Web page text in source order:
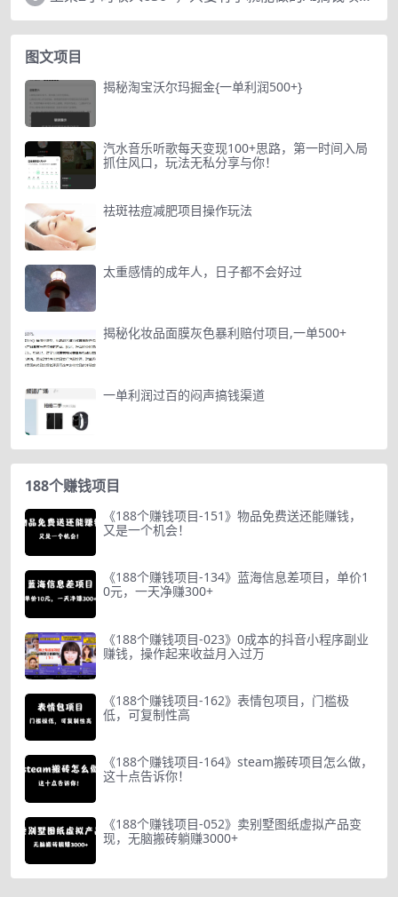
图文项目
揭秘淘宝沃尔玛掘金{一单利润500+}
汽水音乐听歌每天变现100+思路，第一时间入局
抓住风口，玩法无私分享与你！
祛斑祛痘减肥项目操作玩法
太重感情的成年人，日子都不会好过
揭秘化妆品面膜灰色暴利赔付项目,一单500+
一单利润过百的闷声搞钱渠道
188个赚钱项目
《188个赚钱项目-151》物品免费送还能赚钱，
又是一个机会！
《188个赚钱项目-134》蓝海信息差项目，单价1
0元，一天净赚300+
《188个赚钱项目-023》0成本的抖音小程序副业
赚钱，操作起来收益月入过万
《188个赚钱项目-162》表情包项目，门槛极
低，可复制性高
《188个赚钱项目-164》steam搬砖项目怎么做，
这十点告诉你！
《188个赚钱项目-052》卖别墅图纸虚拟产品变
现，无脑搬砖躺赚3000+